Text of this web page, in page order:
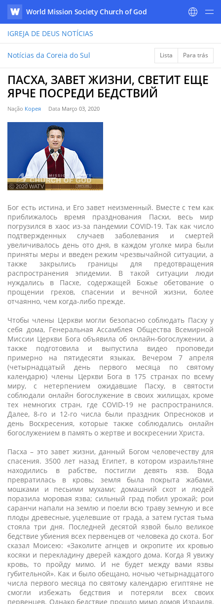
WATV
World Mission Society Church of God
IGREJA DE DEUS NOTÍCIAS
Notícias da Coreia do Sul Lista Para trás
ПАСХА, ЗАВЕТ ЖИЗНИ, СВЕТИТ ЕЩЕ
ЯРЧЕ ПОСРЕДИ БЕДСТВИЙ
Nação Корея Data Março 03, 2020
ⓒ 2020 WATV
Бог есть истина, и Его завет неизменный. Вместе с тем как
приближалось время празднования Пасхи, весь мир
погрузился в хаос из-за пандемии COVID-19. Так как число
подтвержденных случаев заболевания и смертей
увеличивалось день ото дня, в каждом уголке мира были
приняты меры и введен режим чрезвычайной ситуации, а
также закрылись границы для предотвращения
распространения эпидемии. В такой ситуации люди
нуждались в Пасхе, содержащей Божье обетование о
прощении грехов, спасении и вечной жизни, более
отчаянно, чем когда-либо прежде.
Чтобы члены Церкви могли безопасно соблюдать Пасху у
себя дома, Генеральная Ассамблея Общества Всемирной
Миссии Церкви Бога объявила об онлайн-богослужении, а
также подготовила и выпустила видео проповеди
примерно на пятидесяти языках. Вечером 7 апреля
(четырнадцатый день первого месяца по святому
календарю) члены Церкви Бога в 175 странах по всему
миру, с нетерпением ожидавшие Пасху, в святости
соблюдали онлайн богослужение в своих жилищах, кроме
тех немногих стран, где COVID-19 не распространился.
Далее, 8-го и 12-го числа были праздник Опресноков и
день Воскресения, которые также соблюдались онлайн
богослужением в память о жертве и воскресении Христа.
Пасха – это завет жизни, данный Богом человечеству для
спасения. 3500 лет назад Египет, в котором израильтяне
находились в рабстве, постигли девять язв. Вода
превратилась в кровь; земля была покрыта жабами,
мошками и песьими мухами; домашний скот и людей
поразила моровая язва; сильный град побил урожай; рои
саранчи напали на землю и поели всю траву земную и все
плоды древесные, уцелевшие от града, а затем густая тьма
стояла три дня. Последней десятой язвой было великое
бедствие убиения всех первенцев от человека до скота. Бог
сказал Моисею: «Заколите агнцев и окропите их кровью
косяки и перекладину дверей каждого дома. Когда Я увижу
кровь, то пройду мимо. И не будет между вами язвы
губительной». Как и было обещано, ночью четырнадцатого
числа первого месяца по святому календарю египтяне не
смогли избежать бедствия и потеряли всех своих
первенцев. Однако бедствие прошло мимо домов Израиля,